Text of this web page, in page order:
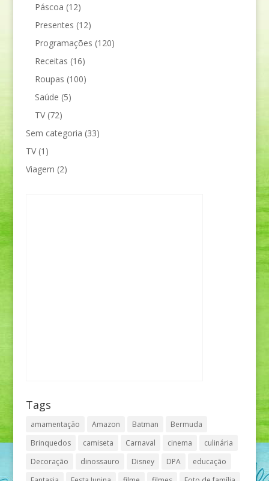
Páscoa (12)
Presentes (12)
Programações (120)
Receitas (16)
Roupas (100)
Saúde (5)
TV(72)
Sem categoria (33)
TV(1)
Viagem (2)
Tags
amamentação Amazon Batman
Bermuda
Brinquedos
camiseta Carnaval cinema
culinária
Decoração
dinossauro Disney DPA
educação